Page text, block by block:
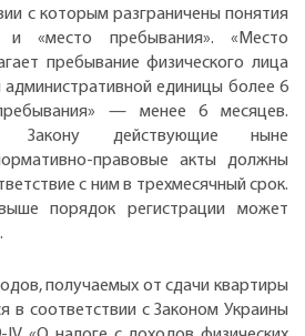
с которым разграничены понятия
и «место пребывания». «Место
пребывание физического лица
единицы более 6
— менее 6 месяцев.
Закону действующие ныне
правовые акты должны
с ним в трехмесячный срок.
порядок регистрации может
получаемых от сдачи квартиры
в соответствии с Законом Украины